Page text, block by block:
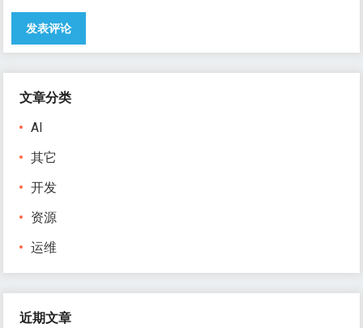
文章分类
AI
其它
开发
资源
运维
近期文章